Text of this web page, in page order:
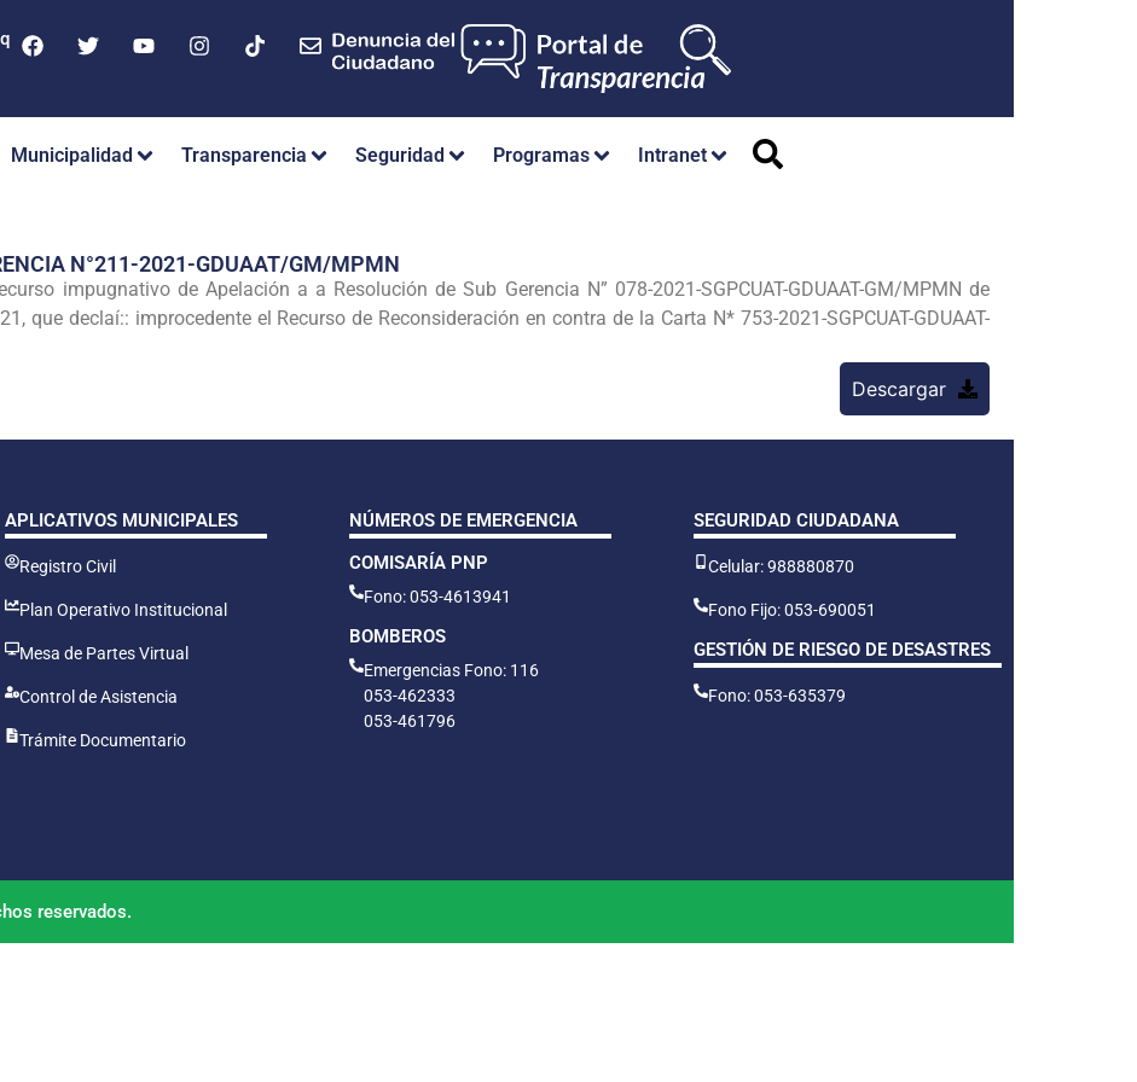
Municipalidad Transparencia Seguridad Programas Intranet
N°211-2021-GDUAAT/GM/MPMN
impugnativo de Apelación a a Resolución de Sub Gerencia N” 078-2021-SGPCUAT-GDUAAT-GM/MPMN de
que declaí:: improcedente el Recurso de Reconsideración en contra de la Carta N* 753-2021-SGPCUAT-GDUAAT-
Descargar
APLICATIVOS MUNICIPALES
Registro Civil
Plan Operativo Institucional
Mesa de Partes Virtual
Control de Asistencia
Trámite Documentario
NÚMEROS DE EMERGENCIA
COMISARÍA PNP
Fono: 053-4613941
BOMBEROS
Emergencias Fono: 116
053-462333
053-461796
SEGURIDAD CIUDADANA
Celular: 988880870
Fono Fijo: 053-690051
GESTIÓN DE RIESGO DE DESASTRES
Fono: 053-635379
reservados.